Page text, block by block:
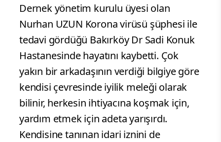
Dernek yönetim kurulu üyesi olan
Nurhan UZUN Korona virüsü şüphesi ile
tedavi gördüğü Bakırköy Dr Sadi Konuk
Hastanesinde hayatını kaybetti. Çok
yakın bir arkadaşının verdiği bilgiye göre
kendisi çevresinde iyilik meleği olarak
bilinir, herkesin ihtiyacına koşmak için,
yardım etmek için adeta yarışırdı.
Kendisine tanınan idari iznini de